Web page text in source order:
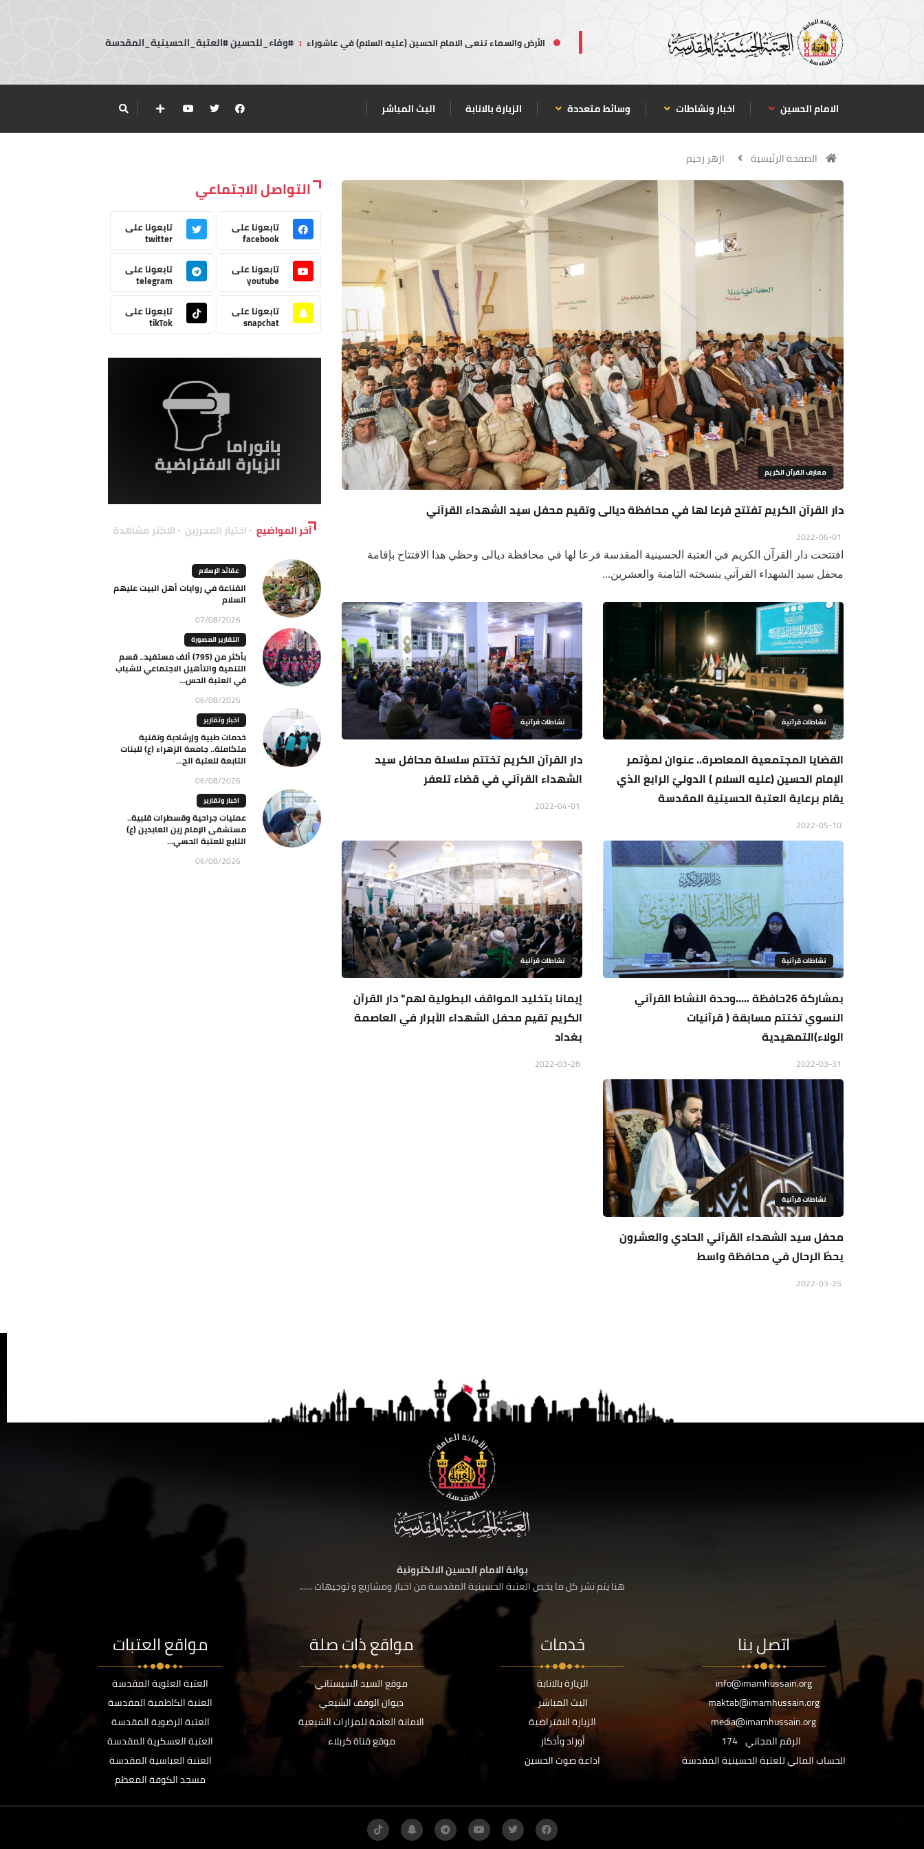
الأرض والسماء تنعى الامام الحسين (عليه السلام) في عاشوراء : #وفاء_للحسين #العتبة_الحسينية_المقدسة
الامام الحسين اخبار ونشاطات وسائط متعددة الزيارة بالانابة البث المباشر
الصفحة الرئيسية ازهر رحيم
معارف القرآن الكريم
دار القرآن الكريم تفتتح فرعا لها في محافظة ديالى وتقيم محفل سيد الشهداء القرآني
افتتحت دار القرآن الكريم في العتبة الحسينية المقدسة فرعا لها في محافظة ديالى وحظي هذا الافتتاح بإقامة
محفل سيد الشهداء القرآني بنسخته الثامنة والعشرين...
نشاطات قرآنية
القضايا المجتمعية المعاصرة.. عنوان لمؤتمر
الإمام الحسين (عليه السلام ) الدوليّ الرابع الذي
يقام برعاية العتبة الحسينية المقدسة
نشاطات قرآنية
دار القرآن الكريم تختتم سلسلة محافل سيد
الشهداء القرآني في قضاء تلعفر
نشاطات قرآنية
بمشاركة 26حافظة .....وحدة النشاط القرآني
النسوي تختتم مسابقة ( قرآنيات
الولاء)التمهيدية
نشاطات قرآنية
إيمانا بتخليد المواقف البطولية لهم" دار القرآن
الكريم تقيم محفل الشهداء الأبرار في العاصمة
بغداد
نشاطات قرآنية
محفل سيد الشهداء القرآني الحادي والعشرون
يحطّ الرحال في محافظة واسط
التواصل الاجتماعي
تابعونا على
facebook
تابعونا على
twitter
تابعونا على
youtube
تابعونا على
telegram
تابعونا على
snapchat
تابعونا على
tikTok
آخر المواضيع اختيار المحررين الاكثر مشاهدة
عقائد الإسلام
القناعة في روايات أهل البيت عليهم
السلام
07/08/2026
التقارير المصورة
بأكثر من (795) ألف مستفيد.. قسم
التنمية والتأهيل الاجتماعي للشباب
في العتبة الحس...
06/08/2026
اخبار وتقارير
خدمات طبية وإرشادية وتقنية
متكاملة.. جامعة الزهراء (ع) للبنات
التابعة للعتبة الح...
06/08/2026
اخبار وتقارير
عمليات جراحية وقسطرات قلبية..
مستشفى الإمام زين العابدين (ع)
التابع للعتبة الحسي...
06/08/2026
بوابة الامام الحسين الالكترونية
هنا يتم نشر كل ما يخص العتبة الحسينية المقدسة من اخبار ومشاريع و توجيهات ......
اتصل بنا
info@imamhussain.org
maktab@imamhussain.org
media@imamhussain.org
الرقم المجاني 174
الحساب المالي للعتبة الحسينية المقدسة
خدمات
الزيارة بالانابة
البث المباشر
الزيارة الافتراضية
أوراد وأذكار
اذاعة صوت الحسين
مواقع ذات صلة
موقع السيد السيستاني
ديوان الوقف الشيعي
الامانة العامة للمزارات الشيعية
موقع قناة كربلاء
مواقع العتبات
العتبة العلوية المقدسة
العتبة الكاظمية المقدسة
العتبة الرضوية المقدسة
العتبة العسكرية المقدسة
العتبة العباسية المقدسة
مسجد الكوفة المعظم